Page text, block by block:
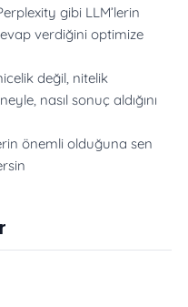
gibi LLM’lerin
verdiğini optimize
değil, nitelik
nasıl sonuç aldığını
önemli olduğuna sen